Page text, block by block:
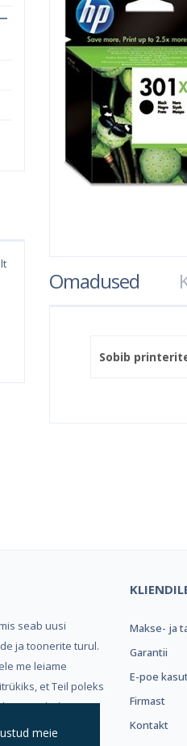
Omadused
Sobib
seab uusi
ja toonerite turul.
me leiame
et Teil poleks
vahel.
Makse- ja
Garantii
E-poe
Firmast
Kontakt
meie